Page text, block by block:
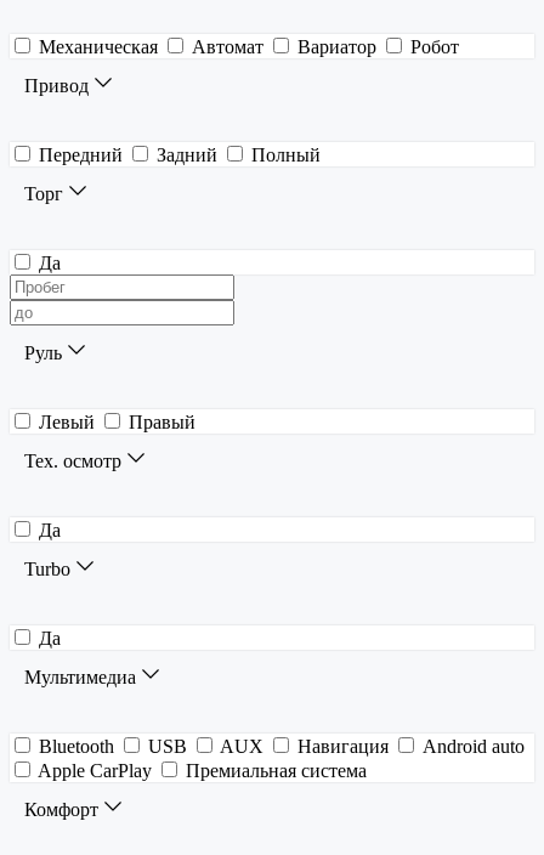
Механическая Автомат Вариатор
Робот
Привод
Передний Задний
Полный
Торг
Да
Руль
Левый
Правый
Тех. осмотр
Да
Turbo
Да
Мультимедиа
Bluetooth USB AUX Навигация
Android auto
Apple CarPlay
Премиальная система
Комфорт